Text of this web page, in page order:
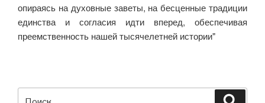
опираясь на духовные заветы, на бесценные традиции
единства и согласия идти вперед, обеспечивая
преемственность нашей тысячелетней истории"